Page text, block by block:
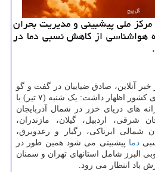
ملی پیشبینی و مدیریت بحران
هواشناسی از کاهش نسبی دما در
آنلاین، صادق ضیاییان در گفت و گو
با ایسنا درباره ی شرایط جوی کشور اظهار داشت: یک شنبه (۷ تیر) با
های دریای خزر در شمال آذربایجان
شرقی، اردبیل، گیلان، مازندران،
شمالی ابرناکی، رگبار و رعدوبرق،
دما پیشبینی می شود همین طور در
البرز شامل استانهای تهران و سمنان
باد انتظار می رود.